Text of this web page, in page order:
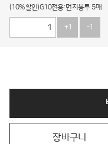
(10%할인)G10전용:먼지봉투 5매
+1 -1
장바구니